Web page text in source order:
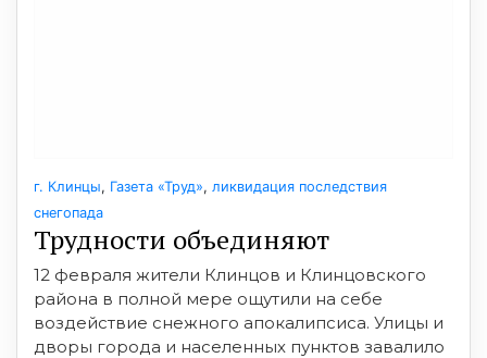
г. Клинцы, Газета «Труд», ликвидация последствия
снегопада
Трудности объединяют
12 февраля жители Клинцов и Клинцовского
района в полной мере ощутили на себе
воздействие снежного апокалипсиса. Улицы и
дворы города и населенных пунктов завалило